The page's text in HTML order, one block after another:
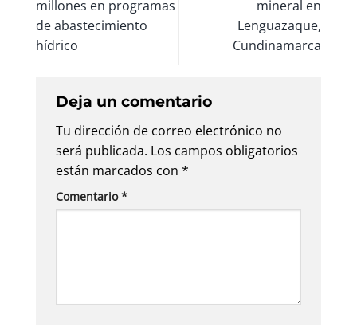
millones en programas
de abastecimiento
hídrico
mineral en
Lenguazaque,
Cundinamarca
Deja un comentario
Tu dirección de correo electrónico no
será publicada. Los campos obligatorios
están marcados con *
Comentario*